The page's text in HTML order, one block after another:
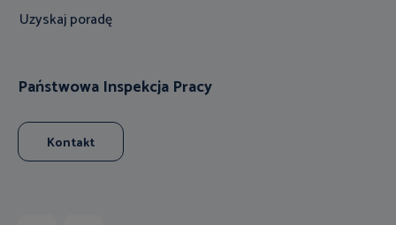
Uzyskaj poradę
Państwowa Inspekcja Pracy
Kontakt